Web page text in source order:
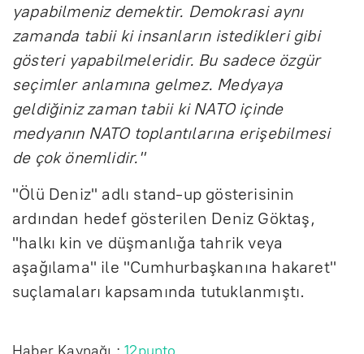
yapabilmeniz demektir. Demokrasi aynı
zamanda tabii ki insanların istedikleri gibi
gösteri yapabilmeleridir. Bu sadece özgür
seçimler anlamına gelmez. Medyaya
geldiğiniz zaman tabii ki NATO içinde
medyanın NATO toplantılarına erişebilmesi
de çok önemlidir."
"Ölü Deniz" adlı stand-up gösterisinin
ardından hedef gösterilen Deniz Göktaş,
"halkı kin ve düşmanlığa tahrik veya
aşağılama" ile "Cumhurbaşkanına hakaret"
suçlamaları kapsamında tutuklanmıştı.